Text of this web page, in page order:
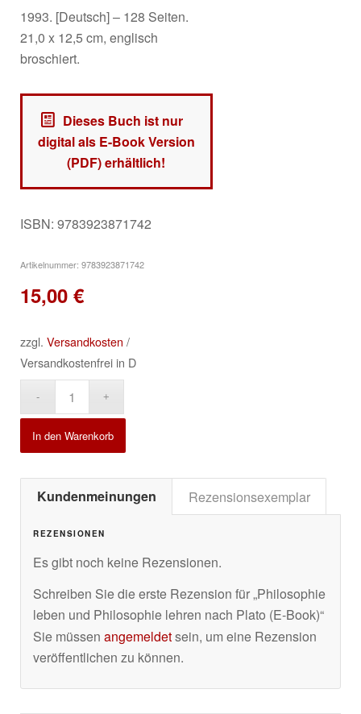
1993. [Deutsch] – 128 Seiten.
21,0 x 12,5 cm, englisch
broschiert.
Dieses Buch ist nur
digital als E-Book Version
(PDF) erhältlich!
ISBN: 9783923871742
Artikelnummer: 9783923871742
15,00 €
zzgl. Versandkosten /
Versandkostenfrei in D
In den Warenkorb
Kundenmeinungen Rezensionsexemplar
REZENSIONEN
Es gibt noch keine Rezensionen.
Schreiben Sie die erste Rezension für „Philosophie
leben und Philosophie lehren nach Plato (E-Book)“
Sie müssen angemeldetsein, um eine Rezension
veröffentlichen zu können.